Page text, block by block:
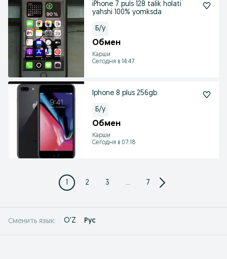
iPhone 7 puls 128 talik holati
yahshi 100% yomksda
Б/у
Обмен
Карши
Сегодня в 14:47
Iphone 8 plus 256gb
Б/у
Обмен
Карши
Сегодня в 07:18
1 2 3 ... 7
Сменить язык: O'Z Рус